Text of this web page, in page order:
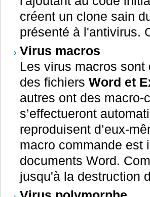
créent un clone sain
présenté à l'antivirus.
Virus macros
Les virus macros
des fichiers Word et
autres ont des
s’effectueront
reproduisent d’eux-
macro commande est
documents Word.
jusqu'à la destruction